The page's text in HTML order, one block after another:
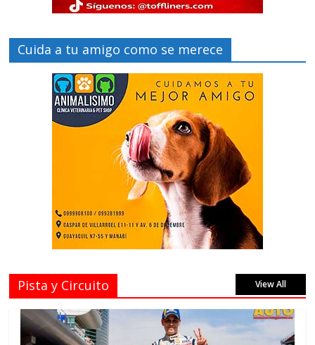
Cuida a tu amigo como se merece
Pista y Circuito View All